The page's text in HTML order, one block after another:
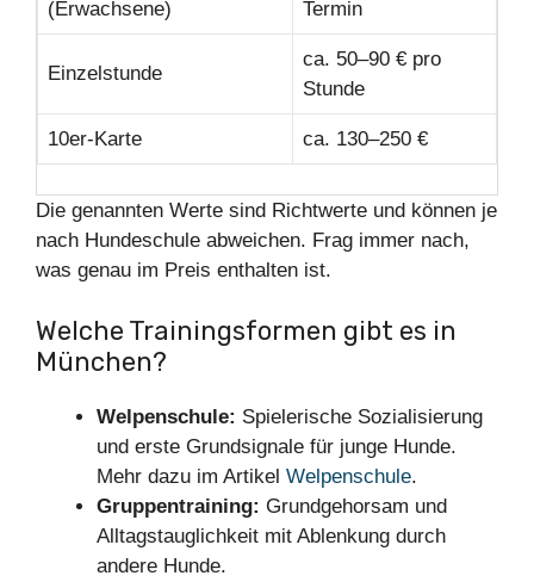
(Erwachsene)
Termin
Einzelstunde
ca. 50–90 € pro
Stunde
10er-Karte ca. 130–250 €
Die genannten Werte sind Richtwerte und können je
nach Hundeschule abweichen. Frag immer nach,
was genau im Preis enthalten ist.
Welche Trainingsformen gibt es in
München?
Welpenschule: Spielerische Sozialisierung
und erste Grundsignale für junge Hunde.
Mehr dazu im Artikel Welpenschule.
Gruppentraining: Grundgehorsam und
Alltagstauglichkeit mit Ablenkung durch
andere Hunde.